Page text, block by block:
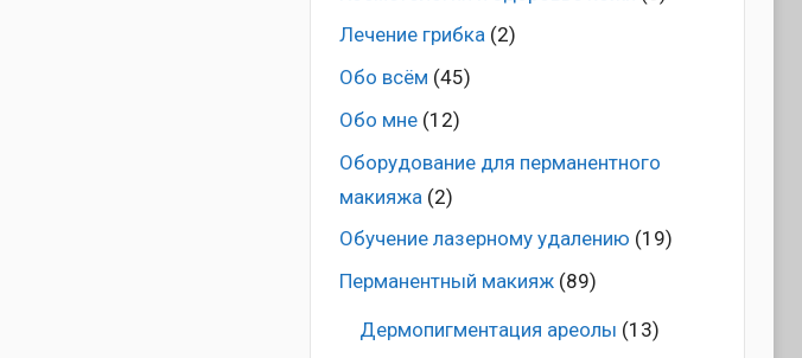
Лечение грибка(2)
Обо всём (45)
Обо мне(12)
Оборудование для перманентного
макияжа (2)
Обучение лазерному удалению (19)
Перманентный макияж(89)
Дермопигментация ареолы (13)